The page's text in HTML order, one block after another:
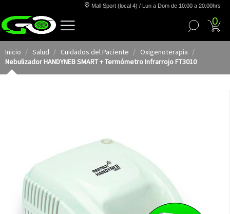
Mall Sport (local 4) / Lun a Dom de 10:00 a 20:00hrs
0
Inicio Salud Cuidados del Paciente
Oxigenoterapia
Nebulizador HANDYNEB SMART + Termómetro Infrarrojo FT3010